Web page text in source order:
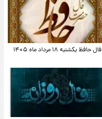
فال حافظ یکشنبه ۱۸ مرداد ماه ۱۴۰۵